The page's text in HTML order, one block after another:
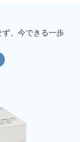
ず、今できる一歩